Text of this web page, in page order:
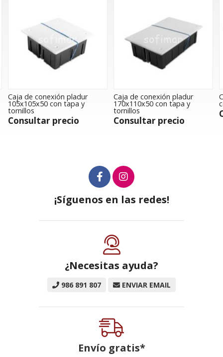
Caja de conexión pladur
105x105x50 con tapa y
tornillos
Consultar precio
Caja de conexión pladur
170x110x50 con tapa y
tornillos
Consultar precio
¡Síguenos en las redes!
¿Necesitas ayuda?
986 891 807 ENVIAR EMAIL
Envío gratis*